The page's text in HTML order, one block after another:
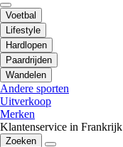
Voetbal
Lifestyle
Hardlopen
Paardrijden
Wandelen
Andere sporten
Uitverkoop
Merken
Klantenservice in Frankrijk
Zoeken